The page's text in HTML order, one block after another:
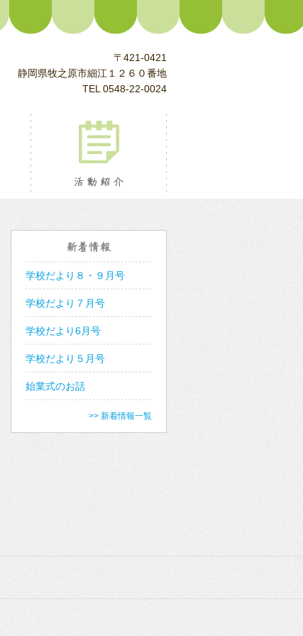
〒421-0421
静岡県牧之原市細江１２６０番地
TEL 0548-22-0024
校長室より 活動紹介
学校だより８・９月号
学校だより７月号
学校だより6月号
学校だより５月号
始業式のお話
>> 新着情報一覧